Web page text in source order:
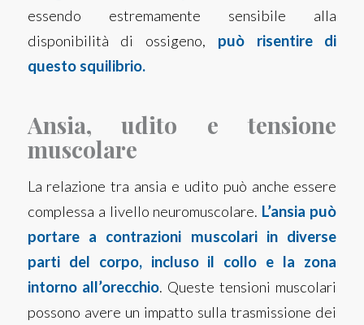
essendo estremamente sensibile alla
disponibilità di ossigeno, può risentire di
questo squilibrio.
Ansia, udito e tensione
muscolare
La relazione tra ansia e udito può anche essere
complessa a livello neuromuscolare. L’ansia può
portare a contrazioni muscolari in diverse
parti del corpo, incluso il collo e la zona
intorno all’orecchio. Queste tensioni muscolari
possono avere un impatto sulla trasmissione dei